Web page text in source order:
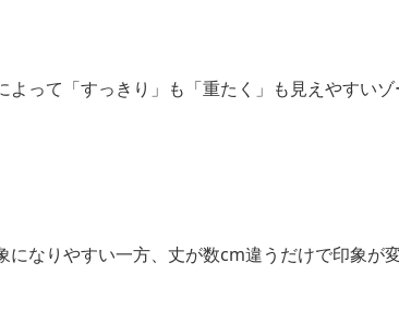
って「すっきり」も「重たく」も見えやすいゾ
になりやすい一方、丈が数cm違うだけで印象が